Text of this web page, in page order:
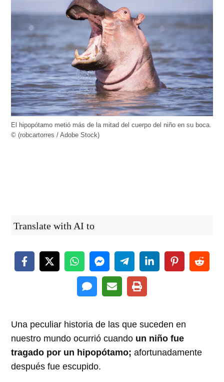
El hipopótamo metió más de la mitad del cuerpo del niño en su boca.
© (robcartorres / Adobe Stock)
Translate with AI to
Una peculiar historia de las que suceden en
nuestro mundo ocurrió cuando un niño fue
tragado por un hipopótamo;afortunadamente
después fue escupido.